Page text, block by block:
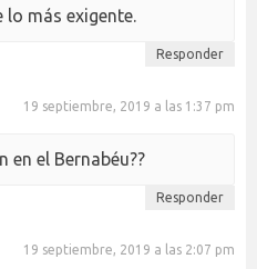
lo más exigente.
Responder
19 septiembre, 2019 a las 1:37 pm
en el Bernabéu??
Responder
19 septiembre, 2019 a las 2:07 pm